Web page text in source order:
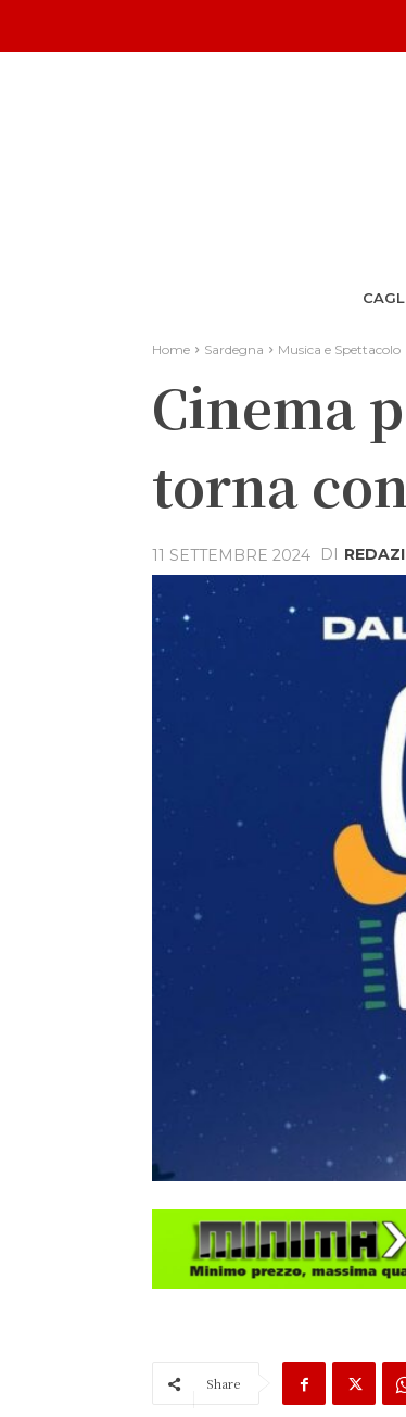
Home Sardegna Musica e Spettacolo
Cinema
torna
11 SETTEMBRE 2024 DI
Share